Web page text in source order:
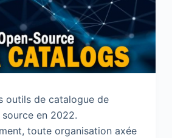
outils de catalogue de
en 2022.
toute organisation axée